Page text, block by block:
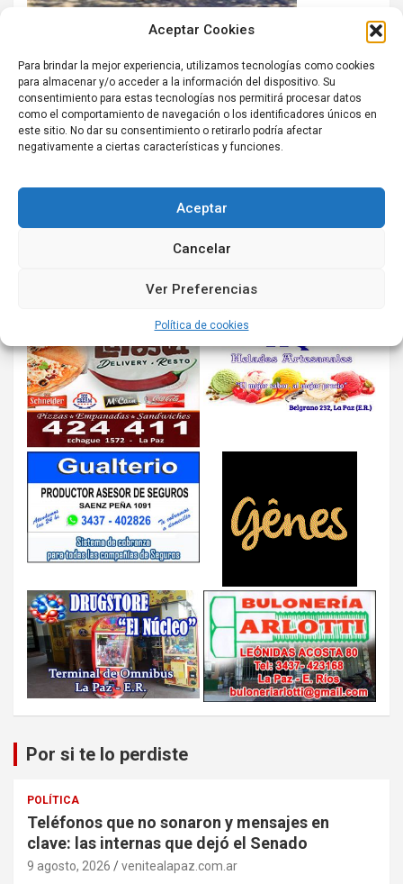
Aceptar Cookies
Para brindar la mejor experiencia, utilizamos tecnologías como cookies
para almacenar y/o acceder a la información del dispositivo. Su
consentimiento para estas tecnologías nos permitirá procesar datos
como el comportamiento de navegación o los identificadores únicos en
este sitio. No dar su consentimiento o retirarlo podría afectar
negativamente a ciertas características y funciones.
Aceptar
Cancelar
Ver Preferencias
Política de cookies
Por si te lo perdiste
POLÍTICA
Teléfonos que no sonaron y mensajes en
clave: las internas que dejó el Senado
9 agosto, 2026 venitealapaz.com.ar